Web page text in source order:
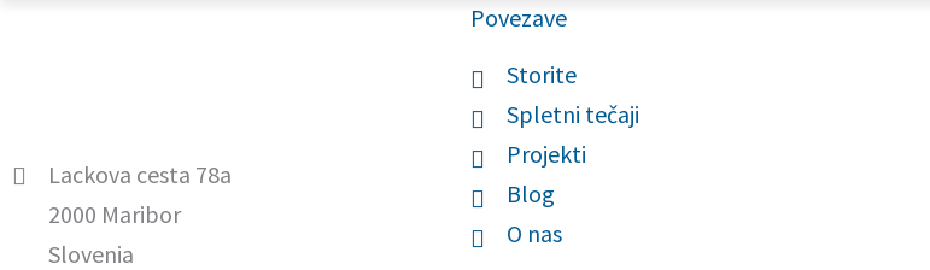
Lackova cesta 78a
2000 Maribor
Slovenia
Povezave
Storite
Spletni tečaji
Projekti
Blog
O nas